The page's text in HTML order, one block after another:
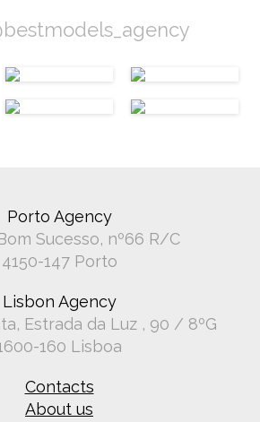
Porto Agency
Sucesso, nº66 R/C
4150-147 Porto
Lisbon Agency
Estrada da Luz , 90 / 8ºG
160 Lisboa
Contacts
About us